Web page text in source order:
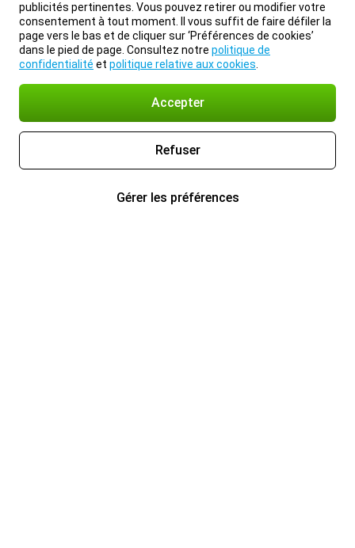
publicités pertinentes. Vous pouvez retirer ou modifier votre
consentement à tout moment. Il vous suffit de faire défiler la
page vers le bas et de cliquer sur ‘Préférences de cookies’
dans le pied de page. Consultez notre politique de
confidentialité et politique relative aux cookies
Accepter
Refuser
Gérer les préférences